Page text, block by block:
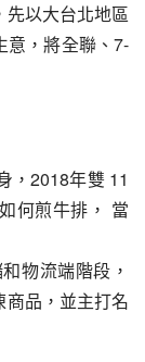
以大台北地區
意，將全聯、7-
，2018年雙 11
何煎牛排， 當
物流端階段，
品，並主打名